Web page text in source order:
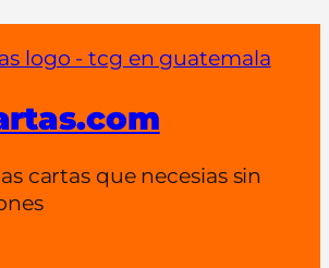
cartas que necesias sin